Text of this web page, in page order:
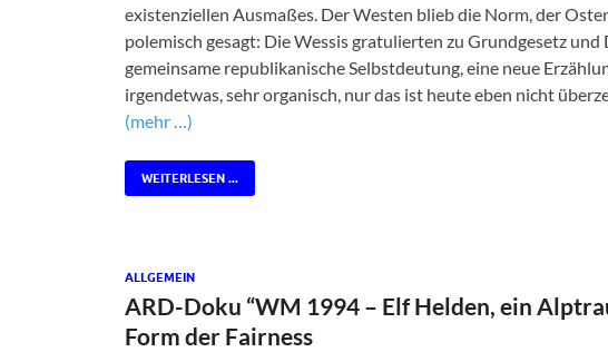
existenziellen Ausmaßes. Der Westen blieb die Norm, der
polemisch gesagt: Die Wessis gratulierten zu Grundgesetz
gemeinsame republikanische Selbstdeutung, eine neue
irgendetwas, sehr organisch, nur das ist heute eben nicht
(mehr …)
WEITERLESEN ...
ALLGEMEIN
ARD-Doku “WM 1994 – Elf Helden, ein
Form der Fairness